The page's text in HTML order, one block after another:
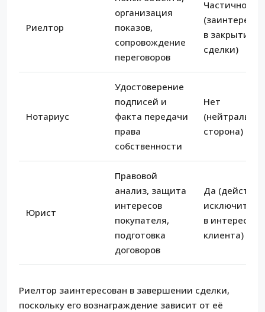
Риелтор
организация
показов,
сопровождение
переговоров
Частично
в закрытии
сделки)
Нотариус
Удостоверение
подписей и
факта передачи
права
собственности
Нет
(нейтральная
сторона)
Юрист
Правовой
анализ, защита
интересов
покупателя,
подготовка
договоров
Да
в интересах
клиента)
Риелтор заинтересован в завершении сделки,
поскольку его вознаграждение зависит от её